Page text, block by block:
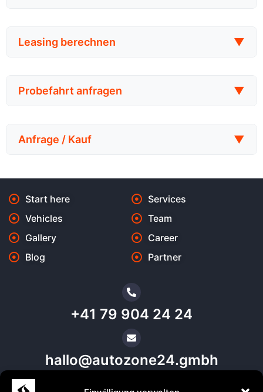
Leasing berechnen ▼
Probefahrt anfragen ▼
Anfrage / Kauf ▼
Start here
Vehicles
Gallery
Blog
Services
Team
Career
Partner
+41 79 904 24 24
hallo@autozone24.gmbh